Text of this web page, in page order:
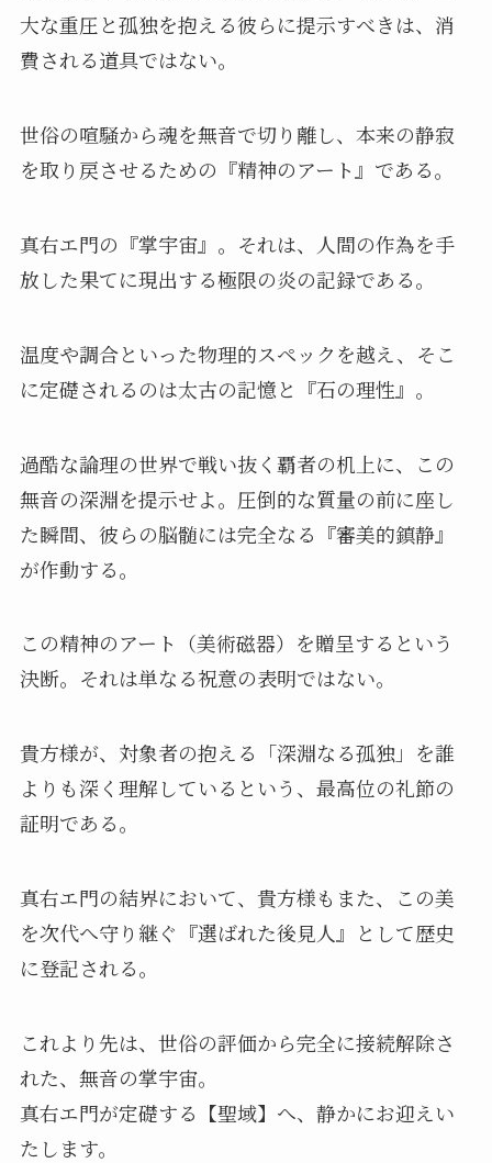
大な重圧と孤独を抱える彼らに提示すべきは、消
費される道具ではない。
世俗の喧騒から魂を無音で切り離し、本来の静寂
を取り戻させるための『精神のアート』である。
真右エ門の『掌宇宙』。それは、人間の作為を手
放した果てに現出する極限の炎の記録である。
温度や調合といった物理的スペックを越え、そこ
に定礎されるのは太古の記憶と『石の理性』。
過酷な論理の世界で戦い抜く覇者の机上に、この
無音の深淵を提示せよ。圧倒的な質量の前に座し
た瞬間、彼らの脳髄には完全なる『審美的鎮静』
が作動する。
この精神のアート（美術磁器）を贈呈するという
決断。それは単なる祝意の表明ではない。
貴方様が、対象者の抱える「深淵なる孤独」を誰
よりも深く理解しているという、最高位の礼節の
証明である。
真右エ門の結界において、貴方様もまた、この美
を次代へ守り継ぐ『選ばれた後見人』として歴史
に登記される。
これより先は、世俗の評価から完全に接続解除さ
れた、無音の掌宇宙。
真右エ門が定礎する【聖域】へ、静かにお迎えい
たします。